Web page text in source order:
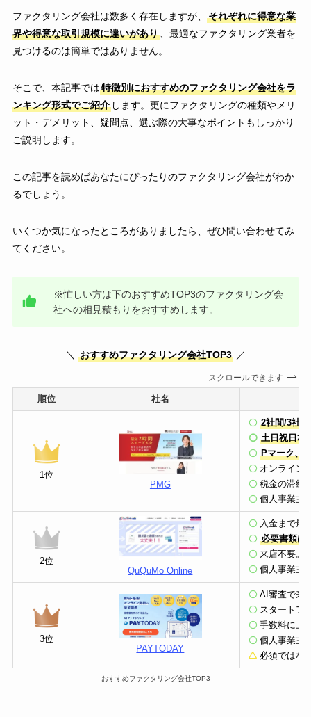
ファクタリング会社は数多く存在しますが、
それぞれに得意な業
界や得意な取引規模に違いがあり、最適なファクタリング業者を
見つけるのは簡単ではありません。
そこで、本記事では特徴別におすすめのファクタリング会社をラ
ンキング形式でご紹介します。更にファクタリングの種類やメリ
ット・デメリット、疑問点、選ぶ際の大事なポイントもしっかり
ご説明します。
この記事を読めばあなたにぴったりのファクタリング会社がわか
るでしょう。
いくつか気になったところがありましたら、ぜひ問い合わせてみ
てください。
※忙しい方は下のおすすめTOP3のファクタリング会
社への相見積もりをおすすめします。
＼ おすすめファクタリング会社TOP3／
スクロールできます
順位 社名
1位
PMG
2社間/3社
土日祝日相
Pマーク、
オンライン
税金の滞納
個人事業主
2位
QuQuMo Online
入金まで最
必要書類は
来店不要。
個人事業主
3位
PAYTODAY
AI審査で来
スタートア
手数料に上
個人事業主
必須ではな
おすすめファクタリング会社TOP3